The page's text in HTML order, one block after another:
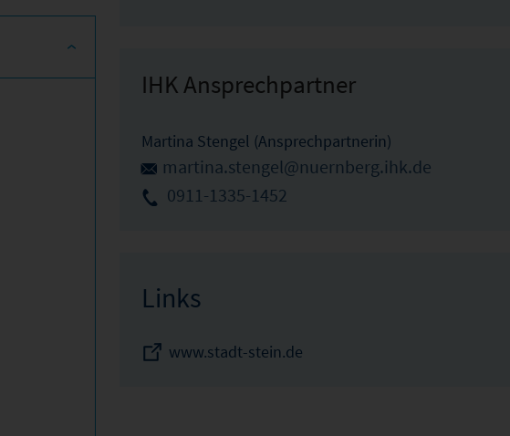
IHK Ansprechpartner
Martina Stengel (Ansprechpartnerin)
martina.stengel@nuernberg.ihk.de
0911-1335-1452
Links
www.stadt-stein.de